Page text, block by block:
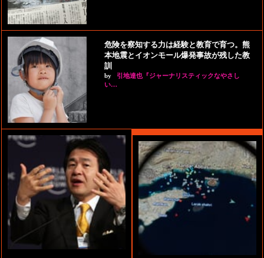
危険を察知する力は経験と教育で育つ。熊
本地震とイオンモール爆発事故が残した教
訓
by
引地達也『ジャーナリスティックなやさし
い…